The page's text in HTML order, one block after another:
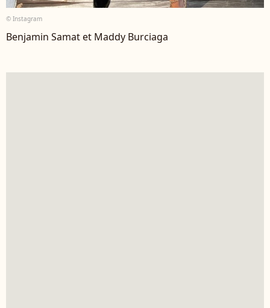
© Instagram
Benjamin Samat et Maddy Burciaga